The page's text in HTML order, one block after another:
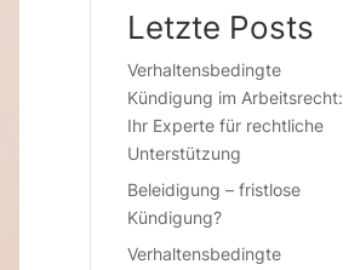
Letzte Posts
Verhaltensbedingte
Kündigung im Arbeitsrecht:
Ihr Experte für rechtliche
Unterstützung
Beleidigung – fristlose
Kündigung?
Verhaltensbedingte